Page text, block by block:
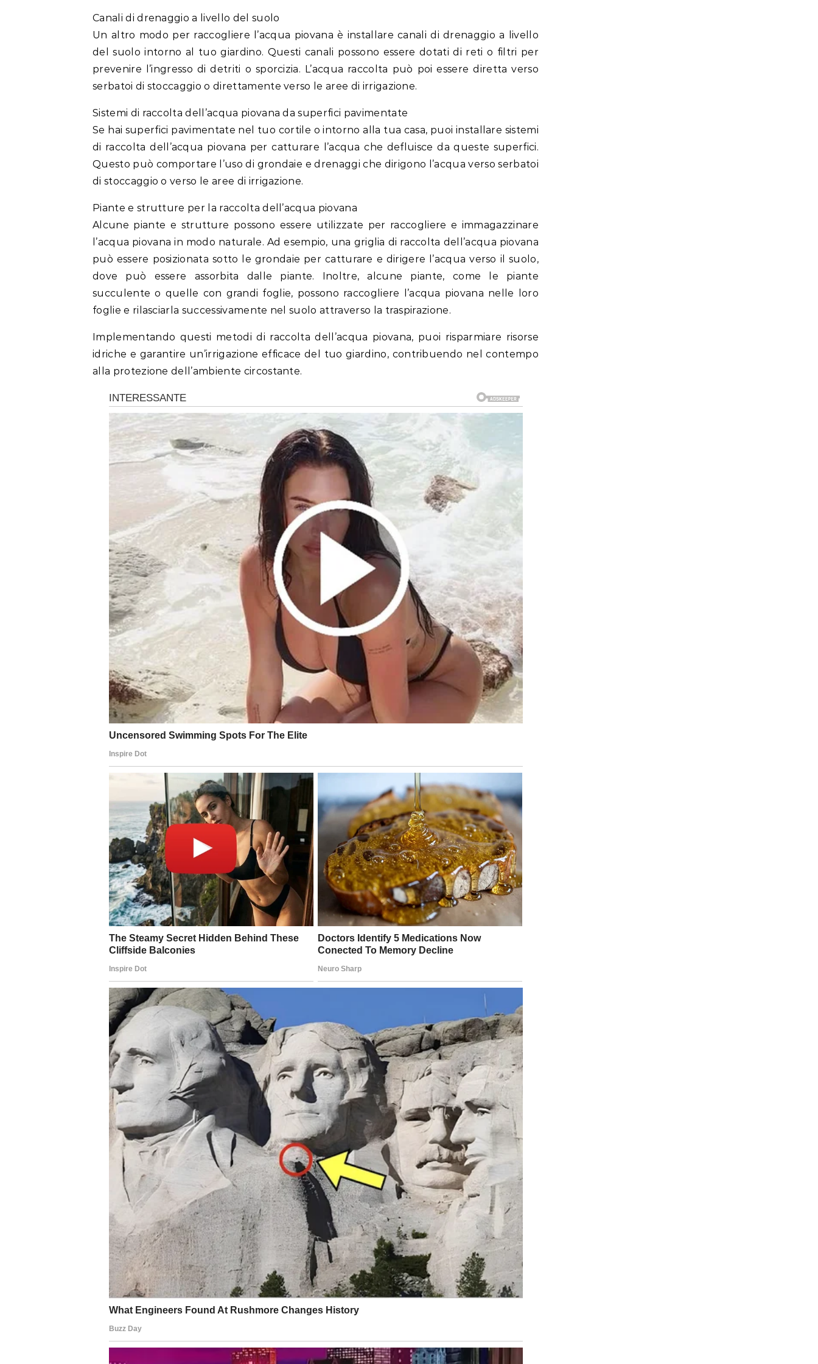
Canali di drenaggio a livello del suolo
Un altro modo per raccogliere l’acqua piovana è installare canali di drenaggio a livello
del suolo intorno al tuo giardino. Questi canali possono essere dotati di reti o filtri per
prevenire l’ingresso di detriti o sporcizia. L’acqua raccolta può poi essere diretta verso
serbatoi di stoccaggio o direttamente verso le aree di irrigazione.
Sistemi di raccolta dell’acqua piovana da superfici pavimentate
Se hai superfici pavimentate nel tuo cortile o intorno alla tua casa, puoi installare sistemi
di raccolta dell’acqua piovana per catturare l’acqua che defluisce da queste superfici.
Questo può comportare l’uso di grondaie e drenaggi che dirigono l’acqua verso serbatoi
di stoccaggio o verso le aree di irrigazione.
Piante e strutture per la raccolta dell’acqua piovana
Alcune piante e strutture possono essere utilizzate per raccogliere e immagazzinare
l’acqua piovana in modo naturale. Ad esempio, una griglia di raccolta dell’acqua piovana
può essere posizionata sotto le grondaie per catturare e dirigere l’acqua verso il suolo,
dove può essere assorbita dalle piante. Inoltre, alcune piante, come le piante
succulente o quelle con grandi foglie, possono raccogliere l’acqua piovana nelle loro
foglie e rilasciarla successivamente nel suolo attraverso la traspirazione.
Implementando questi metodi di raccolta dell’acqua piovana, puoi risparmiare risorse
idriche e garantire un’irrigazione efficace del tuo giardino, contribuendo nel contempo
alla protezione dell’ambiente circostante.